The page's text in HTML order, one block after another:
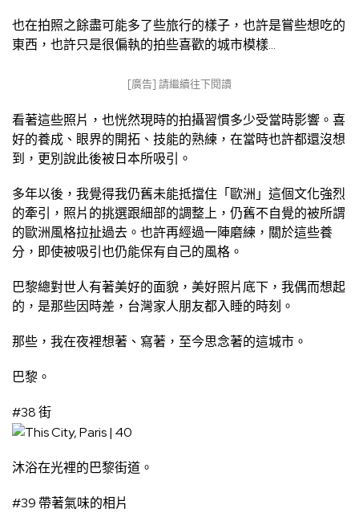
也在拍照之餘盡可能多了些旅行的樣子，也許是嘗些想吃的
東西，也許只是很偏執的拍些喜歡的城市模樣…
[廣告] 請繼續往下閱讀
看著這些照片，也恍然現時的拍攝習慣多少受當時影響。喜
好的養成、眼界的開拓、技能的熟練，在當時也許都還沒想
到，更別說此後被日本所吸引。
多年以後，我覺得我仍舊未能抵擋住「歐洲」這個文化強烈
的牽引，照片的挑選跟細部的調整上，仍舊不自覺的被所謂
的歐洲風格拉扯過去。也許再經過一陣磨練，關於這些養
分，即使被吸引也仍能保有自己的風格。
巴黎總對世人有著美好的面貌，美好照片底下，我偶而想起
的，是那些因時差，台灣家人朋友都入睡的時刻。
那些，我在夜裡想著、寫著，至今思念著的這城市。
巴黎。
#38 街
沐浴在光裡的巴黎街道。
#39 帶著氣味的相片